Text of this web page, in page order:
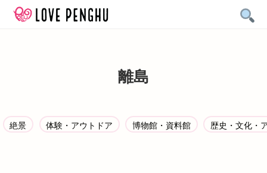
Skip
離島
絶景 体験・アウトドア 博物館・資料館 歴史・文化・